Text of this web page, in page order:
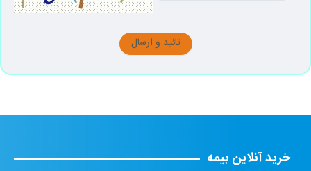
تائید و ارسال
خرید آنلاین بیمه